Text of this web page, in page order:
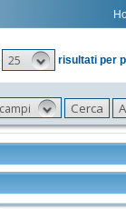
25 risultati per